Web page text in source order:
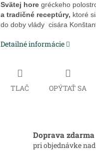
Svätej hore gréckeho
a tradičné receptúry, ktoré
do doby vlády cisára
Detailné informácie
TLAČ OPÝTAŤ SA
Doprava zdarma
pri objednávke nad